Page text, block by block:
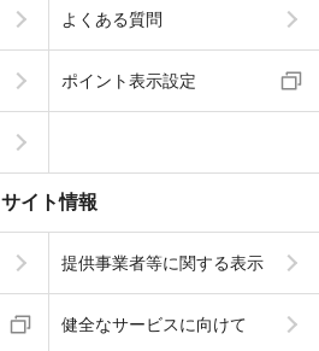
よくある質問
ポイント表示設定
サイト情報
提供事業者等に関する表示
健全なサービスに向けて